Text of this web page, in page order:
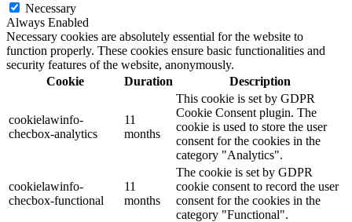
Necessary
Always Enabled
Necessary cookies are absolutely essential for the website to
function properly. These cookies ensure basic functionalities and
security features of the website, anonymously.
Cookie
Duration Description
cookielawinfo-
checbox-analytics
11
months
This cookie is set by GDPR
Cookie Consent plugin. The
cookie is used to store the user
consent for the cookies in the
category "Analytics".
cookielawinfo-
checbox-functional
11
months
The cookie is set by GDPR
cookie consent to record the user
consent for the cookies in the
category "Functional".